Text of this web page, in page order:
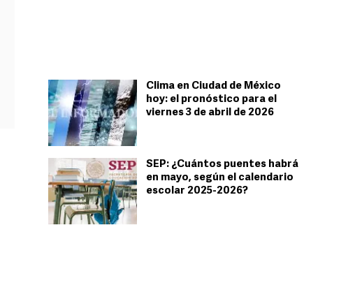
Clima en Ciudad de México
hoy: el pronóstico para el
viernes 3 de abril de 2026
SEP: ¿Cuántos puentes habrá
en mayo, según el calendario
escolar 2025-2026?